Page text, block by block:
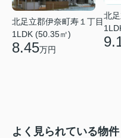
北足立郡伊奈町寿１丁目
1LDK (50.35㎡)
8.45万円
北
よく見られている物件